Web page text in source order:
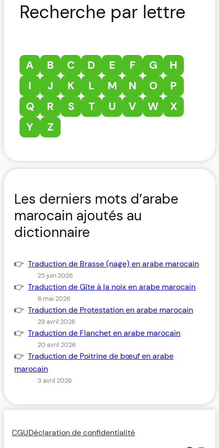
Recherche par lettre
A B C D E F G
H
I
J K L M N O
P
Q
R S T U V W
X
Y
Z
Les derniers mots d’arabe
marocain ajoutés au
dictionnaire
Traduction de Brasse (nage) en arabe marocain
25 juin 2026
Traduction de Gîte à la noix en arabe marocain
6 mai 2026
Traduction de Protestation en arabe marocain
29 avril 2026
Traduction de Flanchet en arabe marocain
20 avril 2026
Traduction de Poitrine de bœuf en arabe
marocain
3 avril 2026
CGUDéclaration de confidentialité